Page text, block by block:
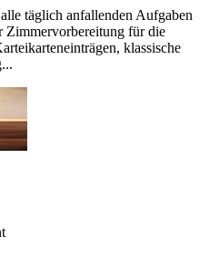
täglich anfallenden Aufgaben
Zimmervorbereitung für die
klassische